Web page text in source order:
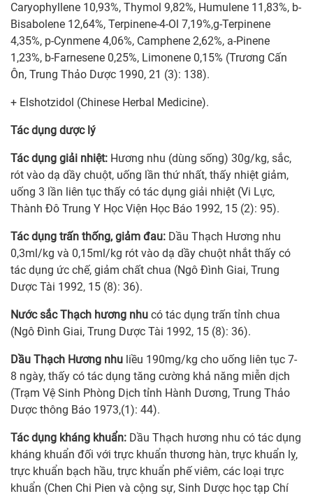
Caryophyllene 10,93%, Thymol 9,82%, Humulene 11,83%, b-
Bisabolene 12,64%, Terpinene-4-Ol 7,19%,g-Terpinene
4,35%, p-Cynmene 4,06%, Camphene 2,62%, a-Pinene
1,23%, b-Farnesene 0,25%, Limonene 0,15% (Trương Cấn
Ôn, Trung Thảo Dược 1990, 21 (3): 138).
+ Elshotzidol (Chinese Herbal Medicine).
Tác dụng dược lý
Tác dụng giải nhiệt: Hương nhu (dùng sống) 30g/kg, sắc,
rót vào dạ dầy chuột, uống lần thứ nhất, thấy nhiệt giảm,
uống 3 lần liên tục thấy có tác dụng giải nhiệt (Vi Lực,
Thành Đô Trung Y Học Viện Học Báo 1992, 15 (2): 95).
Tác dụng trấn thống, giảm đau: Dầu Thạch Hương nhu
0,3ml/kg và 0,15ml/kg rót vào dạ dầy chuột nhắt thấy có
tác dụng ức chế, giảm chất chua (Ngô Đình Giai, Trung
Dược Tài 1992, 15 (8): 36).
Nước sắc Thạch hương nhu có tác dụng trấn tỉnh chua
(Ngô Đình Giai, Trung Dược Tài 1992, 15 (8): 36).
Dầu Thạch Hương nhu liều 190mg/kg cho uống liên tục 7-
8 ngày, thấy có tác dụng tăng cường khả năng miễn dịch
(Trạm Vệ Sinh Phòng Dịch tỉnh Hành Dương, Trung Thảo
Dược thông Báo 1973,(1): 44).
Tác dụng kháng khuẩn: Dầu Thạch hương nhu có tác dụng
kháng khuẩn đối với trực khuẩn thương hàn, trực khuẩn lỵ,
trực khuẩn bạch hầu, trực khuẩn phế viêm, các loại trực
khuẩn (Chen Chi Pien và cộng sự, Sinh Dược học tạp Chí